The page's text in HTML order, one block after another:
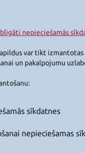
nepieciešamās
var tikt izmantotas
un pakalpojumu
sīkdatnes
nepieciešamas